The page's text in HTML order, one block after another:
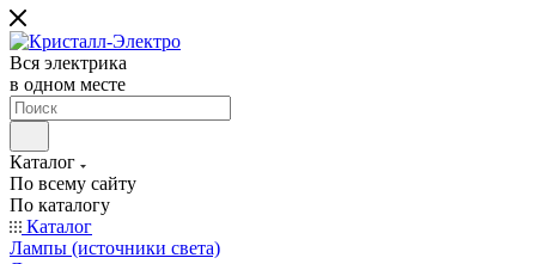
Вся электрика
в одном месте
Каталог
По всему сайту
По каталогу
Каталог
Лампы (источники света)